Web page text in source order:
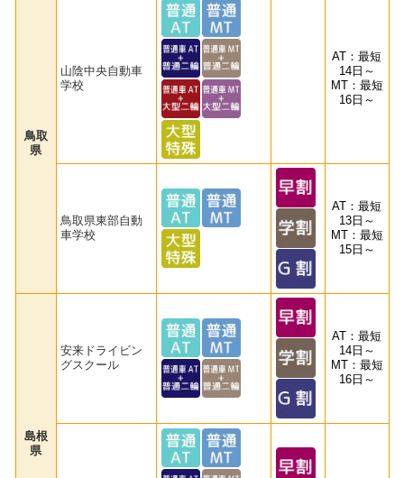
鳥取
県
山陰中央自動車
学校
AT：最短
14日～
MT：最短
16日～
鳥取県東部自動
車学校
AT：最短
13日～
MT：最短
15日～
島根
県
安来ドライビン
グスクール
AT：最短
14日～
MT：最短
16日～